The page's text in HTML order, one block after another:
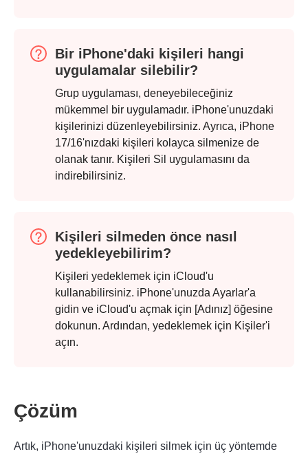
Bir iPhone'daki kişileri hangi
uygulamalar silebilir?
Grup uygulaması, deneyebileceğiniz
mükemmel bir uygulamadır. iPhone'unuzdaki
kişilerinizi düzenleyebilirsiniz. Ayrıca, iPhone
17/16'nızdaki kişileri kolayca silmenize de
olanak tanır. Kişileri Sil uygulamasını da
indirebilirsiniz.
Kişileri silmeden önce nasıl
yedekleyebilirim?
Kişileri yedeklemek için iCloud'u
kullanabilirsiniz. iPhone'unuzda Ayarlar'a
gidin ve iCloud'u açmak için [Adınız] öğesine
dokunun. Ardından, yedeklemek için Kişiler'i
açın.
Çözüm
Artık, iPhone'unuzdaki kişileri silmek için üç yöntemde